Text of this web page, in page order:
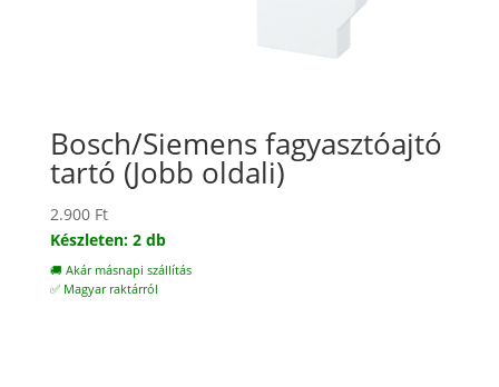
Bosch/Siemens fagyasztóajtó
tartó (Jobb oldali)
2.900 Ft
Készleten: 2 db
🚚 Akár másnapi szállítás
✅ Magyar raktárról